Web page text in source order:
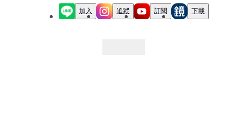
加入 追蹤 訂閱 下載